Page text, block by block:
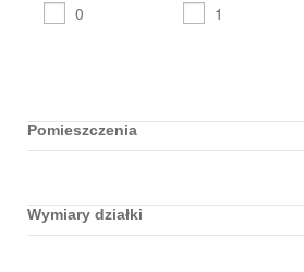
0 1
Pomieszczenia
Wymiary działki